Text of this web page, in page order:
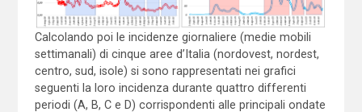
Calcolando poi le incidenze giornaliere (medie mobili
settimanali) di cinque aree d’Italia (nordovest, nordest,
centro, sud, isole) si sono rappresentati nei grafici
seguenti la loro incidenza durante quattro differenti
periodi (A, B, C e D) corrispondenti alle principali ondate